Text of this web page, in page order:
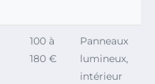
100 à
180 €
Panneaux
lumineux,
intérieur